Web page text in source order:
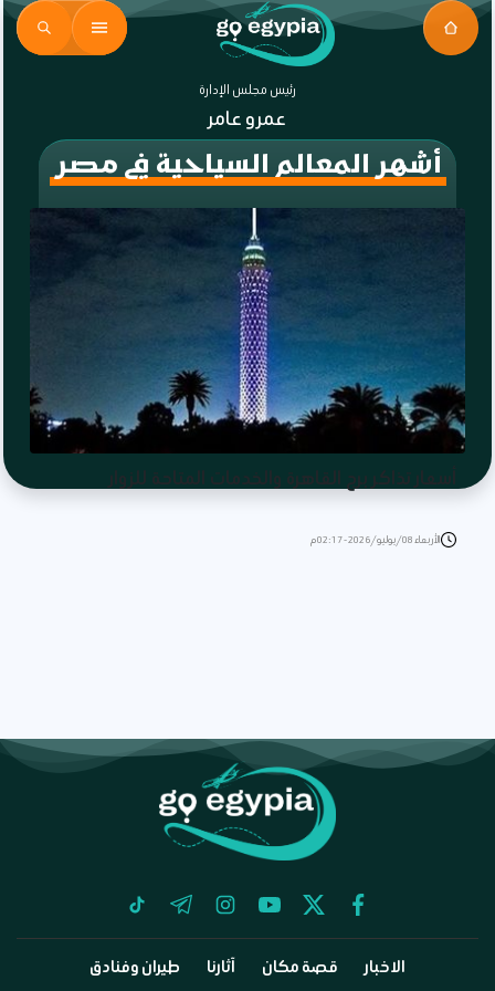
رئيس مجلس الإدارة
عمرو عامر
أشهر المعالم السياحية في مصر
أسعار تذاكر برج القاهرة والخدمات المتاحة للزوار
الأربعاء 08/يوليو/2026 - 02:17 م
facebook
twitter
youtube
instagram
telegram
tiktok
الاخبار قصة مكان آثارنا طيران وفنادق